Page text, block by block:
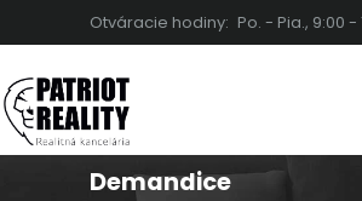
Otváracie hodiny: Po. - Pia., 9:00 -
Demandice
KANCELÁRIA
DOMOV